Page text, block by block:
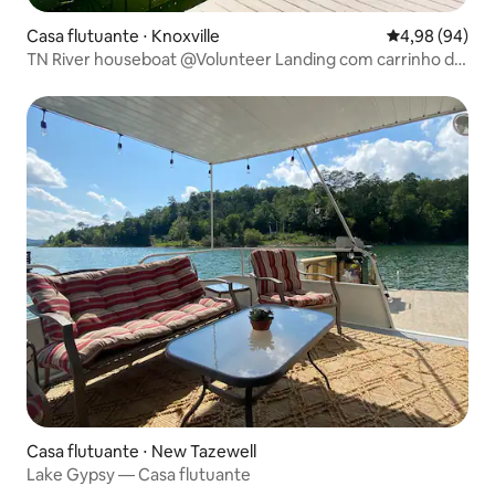
Casa flutuante ⋅ Knoxville 4,98 de uma
4,98 (94)
TN River houseboat @Volunteer Landing com carrinho de
Casa flutuante ⋅ New Tazewell
Lake Gypsy — Casa flutuante